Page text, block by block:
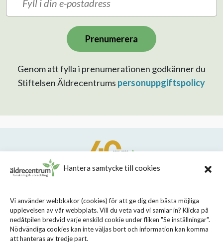
Hantera samtycke till cookies
Vi använder webbkakor (cookies) för att ge dig den bästa möjliga
upplevelsen av vår webbplats. Vill du veta vad vi samlar in? Klicka på
nedåtpilen bredvid varje enskild cookie under fliken "Se inställningar".
Nödvändiga cookies kan inte väljas bort och information kan komma
att hanteras av tredje part.
Prenumerera
Genom att fylla i prenumerationen godkänner du
Stiftelsen Äldrecentrums personuppgiftspolicy
Sveavägen 155, 113 46 Stockholm
08 - 690 58 00
info@aldrecentrum.se